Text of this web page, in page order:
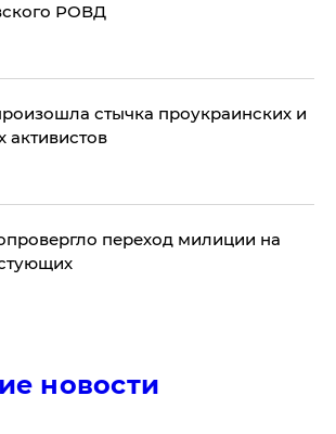
РОВД
стычка проукраинских и
активистов
переход милиции на
новости